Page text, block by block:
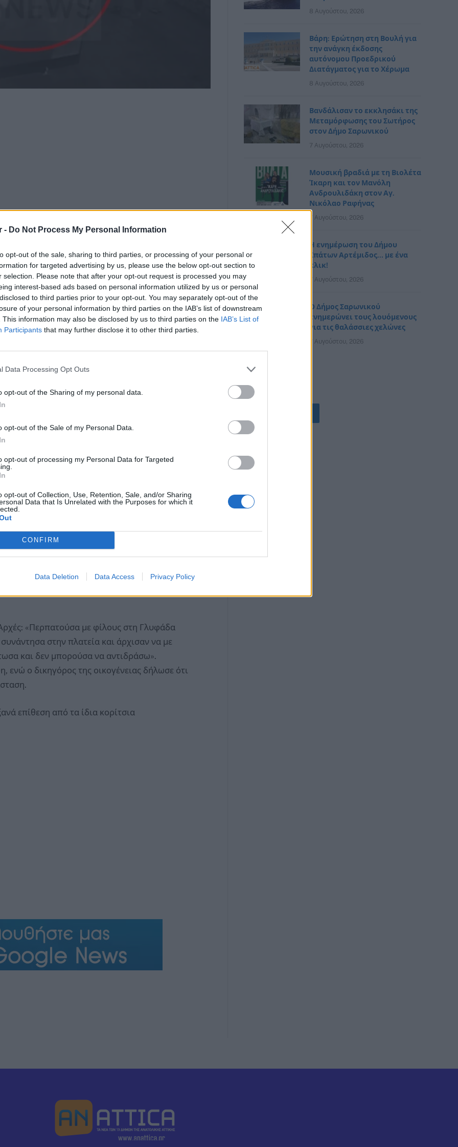
- Do Not Process My Personal Information
opt-out of the sale, sharing to third parties, or processing of your personal or
for targeted advertising by us, please use the below opt-out section to
selection. Please note that after your opt-out request is processed you may
interest-based ads based on personal information utilized by us or personal
to third parties prior to your opt-out. You may separately opt-out of the
of your personal information by third parties on the IAB’s list of downstream
This information may also be disclosed by us to third parties on the IAB’s List of
Participants that may further disclose it to other third parties.
Data Processing Opt Outs
opt-out of the Sharing of my personal data.
opt-out of the Sale of my Personal Data.
opt-out of processing my Personal Data for Targeted
opt-out of Collection, Use, Retention, Sale, and/or Sharing
Data that Is Unrelated with the Purposes for which it
CONFIRM
Data Deletion Data Access Privacy Policy
στη Γλυφάδα ήρθαν στη δημοσιότητα
του ΣΚΑΪ, μία κοπέλα από την
συνομιλία: «Σήμερα θα την
μελανιές». Πρόσθεσε μάλιστα: «Και δεν
και καλά της κάναμε». Οι διαδικτυακοί
κάνουμε όπως αυτή!».
κοινότητα της 14χρονης. Οι διδάσκοντες
τους εμπλεκόμενους μαθητές, ενώ η
«Περπατούσα με φίλους στη Γλυφάδα
στην πλατεία και άρχισαν να με
και δεν μπορούσα να αντιδράσω».
ενώ ο δικηγόρος της οικογένειας δήλωσε ότι
επίθεση από τα ίδια κορίτσια
8 Αυγούστου, 2026
Βάρη: Ερώτηση στη Βουλή για
την ανάγκη έκδοσης
αυτόνομου Προεδρικού
Διατάγματος για το Χέρωμα
8 Αυγούστου, 2026
Βανδάλισαν το εκκλησάκι της
Μεταμόρφωσης του Σωτήρος
στον Δήμο Σαρωνικού
7 Αυγούστου, 2026
Μουσική βραδιά με τη Βιολέτα
Ίκαρη και τον Μανόλη
Ανδρουλιδάκη στον Αγ.
Νικόλαο Ραφήνας
7 Αυγούστου, 2026
Η ενημέρωση του Δήμου
Σπάτων Αρτέμιδος… με ένα
κλικ!
7 Αυγούστου, 2026
Ο Δήμος Σαρωνικού
ενημερώνει τους λουόμενους
για τις θαλάσσιες χελώνες
7 Αυγούστου, 2026